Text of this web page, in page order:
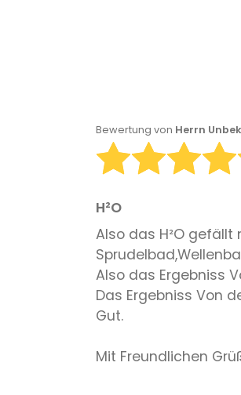
Bewertung von Herrn
H²O
Also das H²O
Also das Ergebniss
Das Ergebniss Von
Gut.
Mit Freundlichen